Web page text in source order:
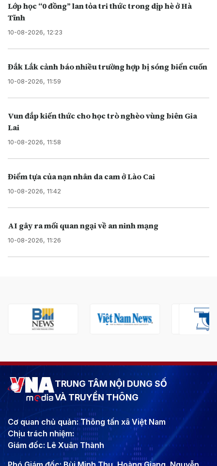
Lớp học “0 đồng” lan tỏa tri thức trong dịp hè ở Hà
Tĩnh
10-08-2026, 12:23
Đắk Lắk cảnh báo nhiều trường hợp bị sóng biển cuốn
10-08-2026, 11:59
Vun đắp kiến thức cho học trò nghèo vùng biên Gia
Lai
10-08-2026, 11:58
Điểm tựa của nạn nhân da cam ở Lào Cai
10-08-2026, 11:42
AI gây ra mối quan ngại về an ninh mạng
10-08-2026, 11:26
TRUNG TÂM NỘI DUNG SỐ
VÀ TRUYỀN THÔNG
Cơ quan chủ quản: Thông tấn xã Việt Nam
Chịu trách nhiệm:
Giám đốc: Lê Xuân Thành